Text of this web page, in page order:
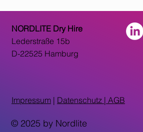
NORDLITE Dry Hire
Lederstraße 15b
D-22525 Hamburg
© 2025 by Nordlite
Impressum| Datenschutz | AGB